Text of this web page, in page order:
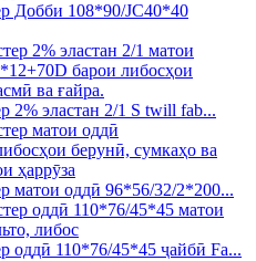
Добби 108*90/JC40*40
2% эластан 2/1 S twill fab...
матои оддӣ 96*56/32/2*200...
оддӣ 110*76/45*45 ҷайбӣ Fa...